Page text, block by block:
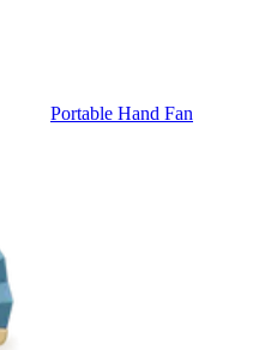
Portable Hand Fan